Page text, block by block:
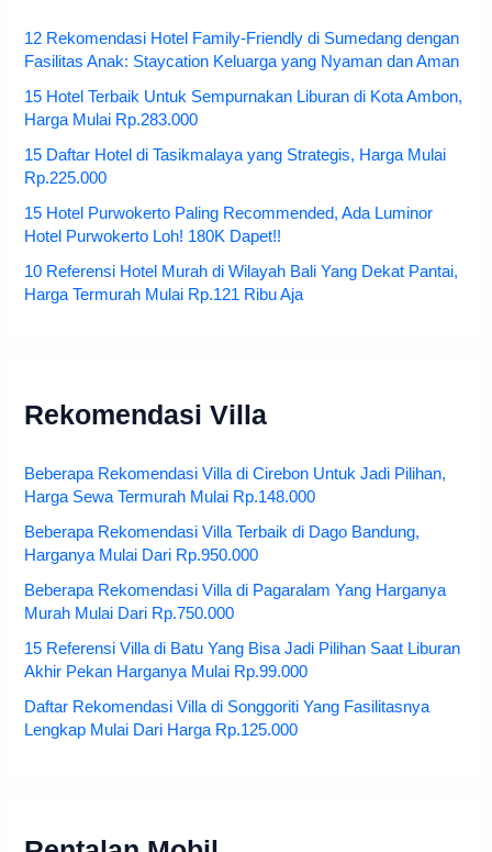
12 Rekomendasi Hotel Family-Friendly di Sumedang dengan
Fasilitas Anak: Staycation Keluarga yang Nyaman dan Aman
15 Hotel Terbaik Untuk Sempurnakan Liburan di Kota Ambon,
Harga Mulai Rp.283.000
15 Daftar Hotel di Tasikmalaya yang Strategis, Harga Mulai
Rp.225.000
15 Hotel Purwokerto Paling Recommended, Ada Luminor
Hotel Purwokerto Loh! 180K Dapet!!
10 Referensi Hotel Murah di Wilayah Bali Yang Dekat Pantai,
Harga Termurah Mulai Rp.121 Ribu Aja
Rekomendasi Villa
Beberapa Rekomendasi Villa di Cirebon Untuk Jadi Pilihan,
Harga Sewa Termurah Mulai Rp.148.000
Beberapa Rekomendasi Villa Terbaik di Dago Bandung,
Harganya Mulai Dari Rp.950.000
Beberapa Rekomendasi Villa di Pagaralam Yang Harganya
Murah Mulai Dari Rp.750.000
15 Referensi Villa di Batu Yang Bisa Jadi Pilihan Saat Liburan
Akhir Pekan Harganya Mulai Rp.99.000
Daftar Rekomendasi Villa di Songgoriti Yang Fasilitasnya
Lengkap Mulai Dari Harga Rp.125.000